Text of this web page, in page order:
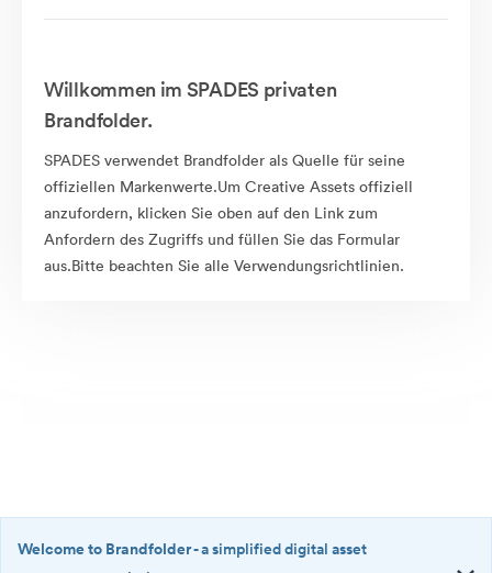
Willkommen im SPADES privaten
Brandfolder.
SPADES verwendet Brandfolder als Quelle für seine
offiziellen Markenwerte.Um Creative Assets offiziell
anzufordern, klicken Sie oben auf den Link zum
Anfordern des Zugriffs und füllen Sie das Formular
aus.Bitte beachten Sie alle Verwendungsrichtlinien.
Welcome to Brandfolder- a simplified digital asset